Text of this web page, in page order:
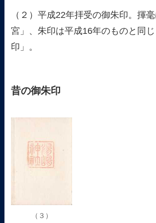
（２）平成22年拝受の御朱印。揮
宮」、朱印は平成16年のものと同
印」。
昔の御朱印
（３）